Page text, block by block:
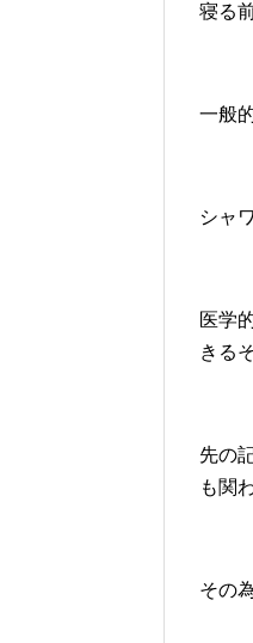
寝る
一般
シャ
医学
きる
先の
も関
その